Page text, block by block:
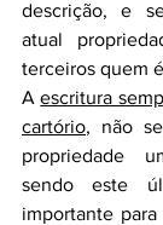
descrição, e
atual
terceiros quem
A escritura
cartório, não
propriedade
sendo este
importante